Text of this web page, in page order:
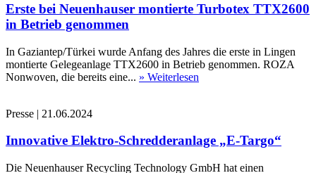
Erste bei Neuenhauser montierte Turbotex TTX2600
in Betrieb genommen
In Gaziantep/Türkei wurde Anfang des Jahres die erste in Lingen
montierte Gelegeanlage TTX2600 in Betrieb genommen. ROZA
Nonwoven, die bereits eine... » Weiterlesen
Presse | 21.06.2024
Innovative Elektro-Schredderanlage „E-Targo“
Die Neuenhauser Recycling Technology GmbH hat einen